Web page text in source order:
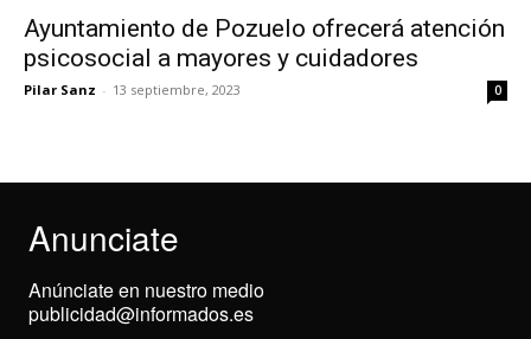
Ayuntamiento de Pozuelo ofrecerá atención
psicosocial a mayores y cuidadores
Pilar Sanz - 13 septiembre, 2023 0
Anunciate
Anúnciate en nuestro medio
publicidad@informados.es